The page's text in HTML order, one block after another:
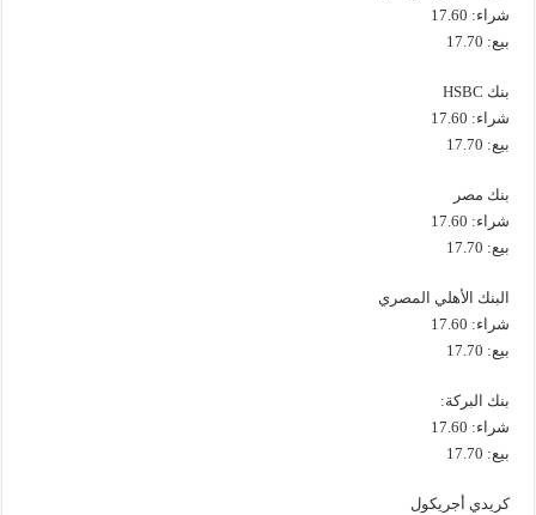
شراء: 17.60
بيع: 17.70
بنك HSBC
شراء: 17.60
بيع: 17.70
بنك مصر
شراء: 17.60
بيع: 17.70
البنك الأهلي المصري
شراء: 17.60
بيع: 17.70
بنك البركة:
شراء: 17.60
بيع: 17.70
كريدي أجريكول